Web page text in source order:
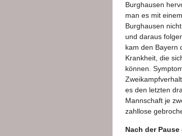
Burghausen
man es mit
Burghausen
und daraus
kam den Bayern
Krankheit, die
können.
es den letzten
Mannschaft je
zahllose
Nach der